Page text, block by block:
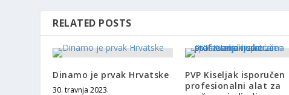
RELATED POSTS
Dinamo je prvak Hrvatske
30. travnja 2023.
PVP Kiseljak isporučen
profesionalni alat za